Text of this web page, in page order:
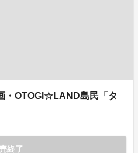
・OTOGI☆LAND島民「タ
終了